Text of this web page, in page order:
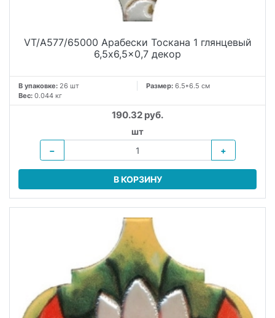
VT/A577/65000 Арабески Тоскана 1 глянцевый
6,5x6,5x0,7 декор
В упаковке: 26 шт Размер: 6.5*6.5 см
Вес: 0.044 кг
190.32 руб.
шт
−
+
В КОРЗИНУ